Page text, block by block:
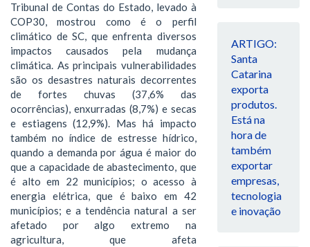
Tribunal de Contas do Estado, levado à
COP30, mostrou como é o perfil
climático de SC, que enfrenta diversos
impactos causados pela mudança
climática. As principais vulnerabilidades
são os desastres naturais decorrentes
de fortes chuvas (37,6% das
ocorrências), enxurradas (8,7%) e secas
e estiagens (12,9%). Mas há impacto
também no índice de estresse hídrico,
quando a demanda por água é maior do
que a capacidade de abastecimento, que
é alto em 22 municípios; o acesso à
energia elétrica, que é baixo em 42
municípios; e a tendência natural a ser
afetado por algo extremo na
agricultura, que afeta
ARTIGO:
Santa
Catarina
exporta
produtos.
Está na
hora de
também
exportar
empresas,
tecnologia
e inovação